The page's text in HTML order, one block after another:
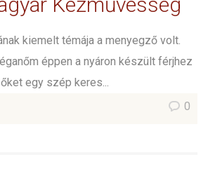
kiemelt témája a menyegző volt.
éppen a nyáron készült férjhez
egy szép keres...
0